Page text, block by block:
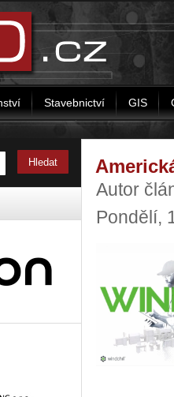
Stavebnictví GIS
Autor
Pondělí,